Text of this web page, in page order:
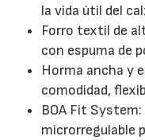
la vida útil del
Forro textil de
con espuma de
Horma ancha y
comodidad,
BOA Fit
microrregulable